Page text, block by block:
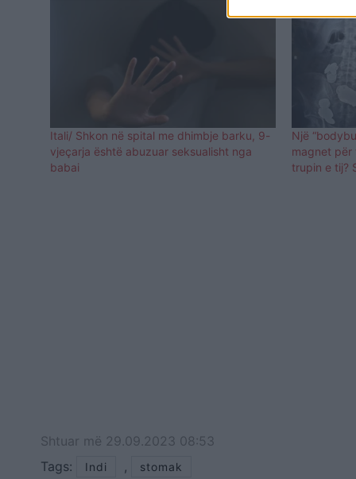
Itali/ Shkon në spital me dhimbje barku, 9-
vjeçarja është abuzuar seksualisht nga
babai
Një
magnet për
trupin e tij?
Shtuar më 29.09.2023 08:53
Tags:
Indi , stomak